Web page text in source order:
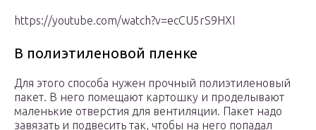
https://youtube.com/watch?v=ecCU5rS9HXI
В полиэтиленовой пленке
Для этого способа нужен прочный полиэтиленовый
пакет. В него помещают картошку и проделывают
маленькие отверстия для вентиляции. Пакет надо
завязать и подвесить так, чтобы на него попадал